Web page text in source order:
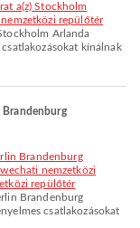
a(z) Stockholm
repülőtér
Arlanda
kínálnak
Brandenburg
nemzetközi
repülőtér
Brandenburg
csatlakozásokat